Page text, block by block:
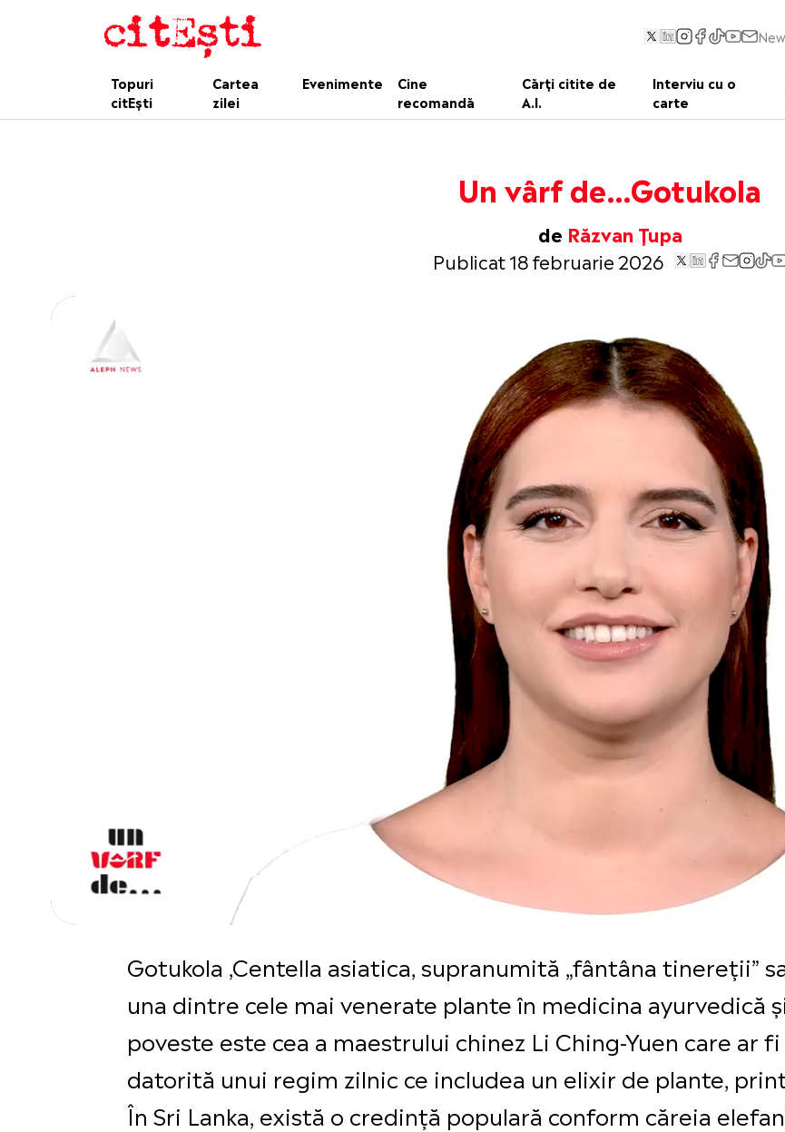
Topuri
citEști
Cartea
zilei
Evenimente
Cine
recomandă
Cărți citite de
A.I.
Interviu cu o
carte
Un vârf de…Gotukola
de Răzvan Țupa
Publicat 18 februarie 2026
Gotukola ,Centella asiatica, supranumită „fântâna tinereții”
una dintre cele mai venerate plante în medicina ayurvedică
poveste este cea a maestrului chinez Li Ching-Yuen care ar
datorită unui regim zilnic ce includea un elixir de plante,
În Sri Lanka, există o credință populară conform căreia